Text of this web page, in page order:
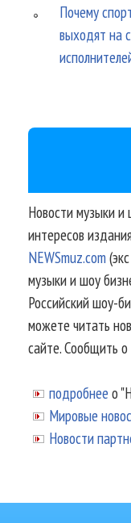
Почему
выходят на
Новости музыки и
интересов
NEWSmuz.com
музыки и шоу
Российский шоу-
можете читать
сайте. Сообщить
подробнее о
Мировые
Новости